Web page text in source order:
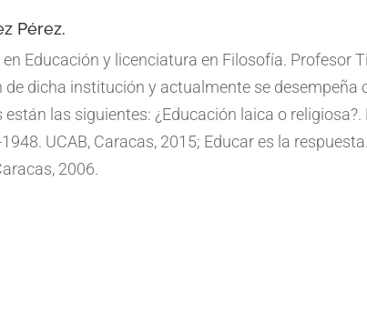
Pérez.
Educación y licenciatura en Filosofía. Profesor
de dicha institución y actualmente se
las siguientes: ¿Educación laica o
UCAB, Caracas, 2015; Educar es la
2006.